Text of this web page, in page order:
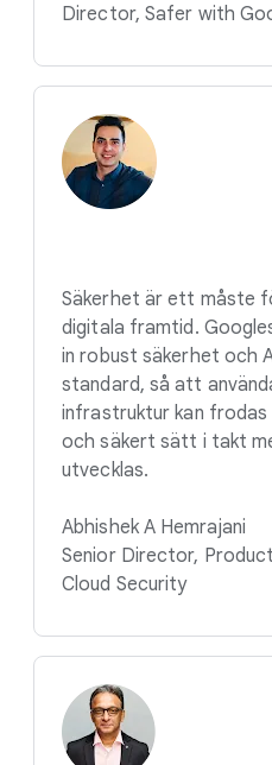
Director, Safer with
Säkerhet är ett måste
digitala framtid.
in robust säkerhet och
standard, så att
infrastruktur kan
och säkert sätt i takt
utvecklas.
Abhishek A Hemrajani
Senior Director,
Cloud Security